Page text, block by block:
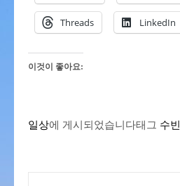
Threads LinkedIn
이것이 좋아요:
일상에 게시되었습니다태그 수빈